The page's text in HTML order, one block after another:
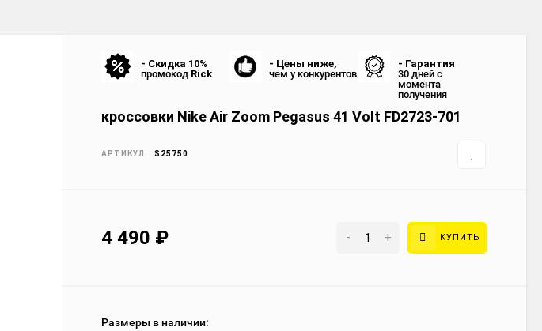
- Скидка 10%
промокод Rick
- Цены ниже,
чем у конкурентов
- Гарантия
30 дней с
момента
получения
кроссовки Nike Air Zoom Pegasus 41 Volt FD2723-701
АРТИКУЛ: S25750
4 490 ₽ - + КУПИТЬ
Размеры в наличии: